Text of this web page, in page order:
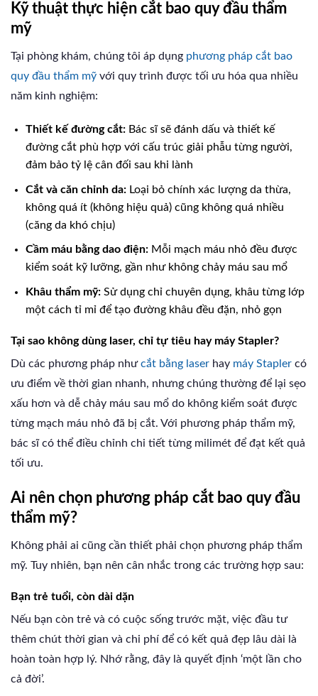
Kỹ thuật thực hiện cắt bao quy đầu thẩm
mỹ
Tại phòng khám, chúng tôi áp dụng phương pháp cắt bao
quy đầu thẩm mỹ với quy trình được tối ưu hóa qua nhiều
năm kinh nghiệm:
Thiết kế đường cắt:Bác sĩ sẽ đánh dấu và thiết kế
đường cắt phù hợp với cấu trúc giải phẫu từng người,
đảm bảo tỷ lệ cân đối sau khi lành
Cắt và căn chỉnh da:Loại bỏ chính xác lượng da thừa,
không quá ít (không hiệu quả) cũng không quá nhiều
(căng da khó chịu)
Cầm máu bằng dao điện:Mỗi mạch máu nhỏ đều được
kiểm soát kỹ lưỡng, gần như không chảy máu sau mổ
Khâu thẩm mỹ:Sử dụng chỉ chuyên dụng, khâu từng lớp
một cách tỉ mỉ để tạo đường khâu đều đặn, nhỏ gọn
Tại sao không dùng laser, chỉ tự tiêu hay máy Stapler?
Dù các phương pháp nhưcắt bằng laser hay máy Stapler có
ưu điểm về thời gian nhanh, nhưng chúng thường để lại sẹo
xấu hơn và dễ chảy máu sau mổ do không kiểm soát được
từng mạch máu nhỏ đã bị cắt. Với phương pháp thẩm mỹ,
bác sĩ có thể điều chỉnh chi tiết từng milimét để đạt kết quả
tối ưu.
Ai nên chọn phương pháp cắt bao quy đầu
thẩm mỹ?
Không phải ai cũng cần thiết phải chọn phương pháp thẩm
mỹ. Tuy nhiên, bạn nên cân nhắc trong các trường hợp sau:
Bạn trẻ tuổi, còn dài dặn
Nếu bạn còn trẻ và có cuộc sống trước mặt, việc đầu tư
thêm chút thời gian và chi phí để có kết quả đẹp lâu dài là
hoàn toàn hợp lý. Nhớ rằng, đây là quyết định ‘một lần cho
cả đời’.